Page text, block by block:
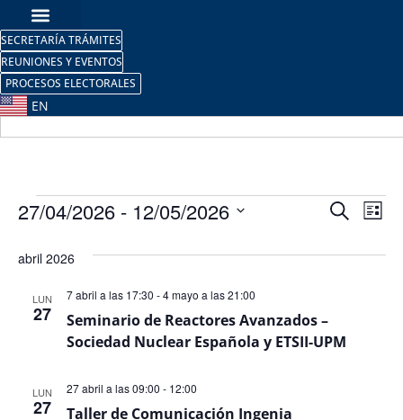
SECRETARÍA TRÁMITES
REUNIONES Y EVENTOS
PROCESOS ELECTORALES
EN
de
y
BuscarLista
27/04/2026 - 12/05/2026
fecha.
abril 2026
LUN
27
Seminario de Reactores Avanzados –
Sociedad Nuclear Española y ETSII-UPM
7 abril a las 17:30 -4 mayo a las 21:00
LUN
27 Taller de Comunicación Ingenia
27 abril a las 09:00 - 12:00